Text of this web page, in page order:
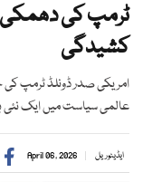
ٹرمپ کی
کشیدگی
عالمی سیاست میں ایک نئی
ایڈیٹوریل April 06, 2026